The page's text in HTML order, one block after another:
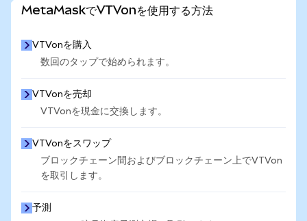
MetaMaskでVTVonを使用する方法
VTVonを購入
数回のタップで始められます。
VTVonを売却
VTVonを現金に交換します。
VTVonをスワップ
ブロックチェーン間およびブロックチェーン上でVTVon
を取引します。
予測